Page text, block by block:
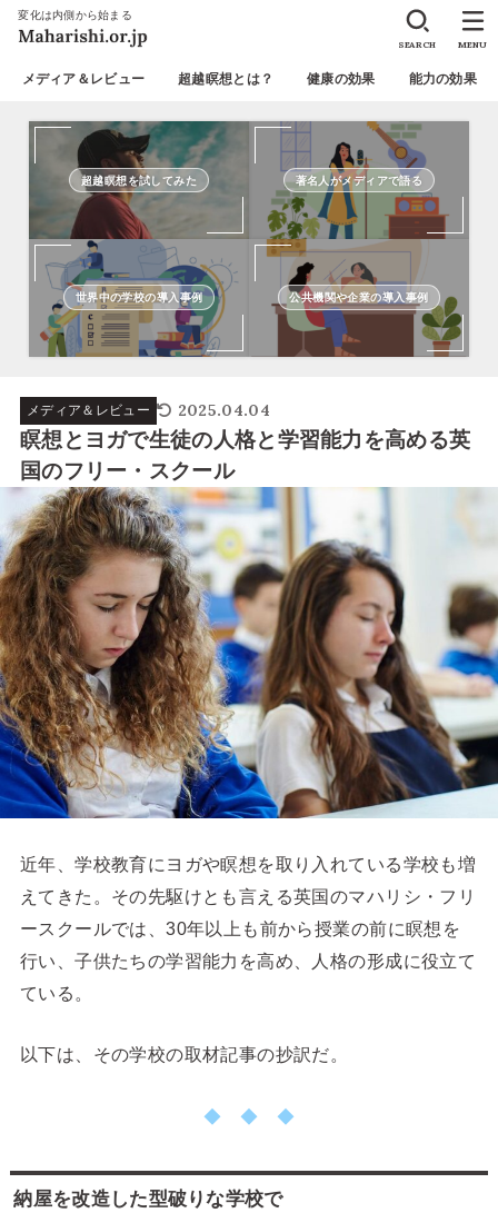
変化は内側から始まる
メディア＆レビュー 超越瞑想とは？ 健康の効果 能力の効果
SEARCH MENU
超越瞑想を試してみた 著名人がメディアで語る
世界中の学校の導入事例 公共機関や企業の導入事例
メディア＆レビュー 2025.04.04
瞑想とヨガで生徒の人格と学習能力を高める英
国のフリー・スクール
近年、学校教育にヨガや瞑想を取り入れている学校も増
えてきた。その先駆けとも言える英国のマハリシ・フリ
ースクールでは、30年以上も前から授業の前に瞑想を
行い、子供たちの学習能力を高め、人格の形成に役立て
ている。
以下は、その学校の取材記事の抄訳だ。
◆ ◆ ◆
納屋を改造した型破りな学校で